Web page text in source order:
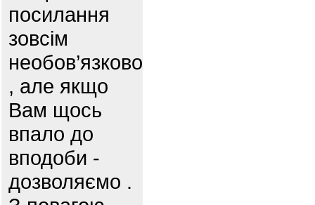
посилання
зовсім
необов’язково
, але якщо
Вам щось
впало до
вподоби -
дозволяємо .